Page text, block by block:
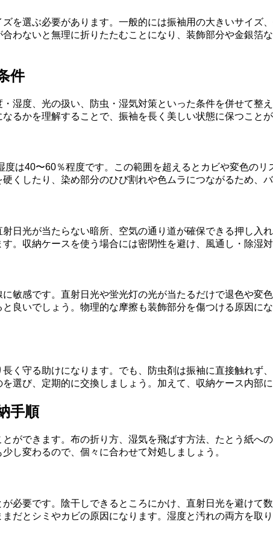
を選ぶ必要があります。一般的には振袖用の大きいサイズ
わないと無理に折りたたむことになり、装飾部分や金銀箔
件
湿度、光の扱い、防虫・湿気対策といった条件を併せて整
るかを理解することで、振袖を長く美しい状態に保つことが
は40〜60％程度です。この範囲を超えるとカビや変色の
くしたり、染め部分のひび割れや色ムラにつながるため、
日光が当たらない暗所、空気の通り道が確保できる押し入
。収納ケースを使う場合には密閉性を避け、風通し・除湿
敏感です。直射日光や蛍光灯の光が当たるだけで退色や変
良いでしょう。物理的な摩擦も装飾部分を傷つける原因に
く守る助けになります。でも、防虫剤は振袖に直接触れず
選び、定期的に交換しましょう。加えて、収納ケース内部
手順
ができます。布の折り方、湿気を飛ばす方法、たとう紙へ
し変わるので、個々に合わせて対処しましょう。
必要です。陰干しできるところにかけ、直射日光を避けて
だとシミやカビの原因になります。湿度と汚れの両方を取